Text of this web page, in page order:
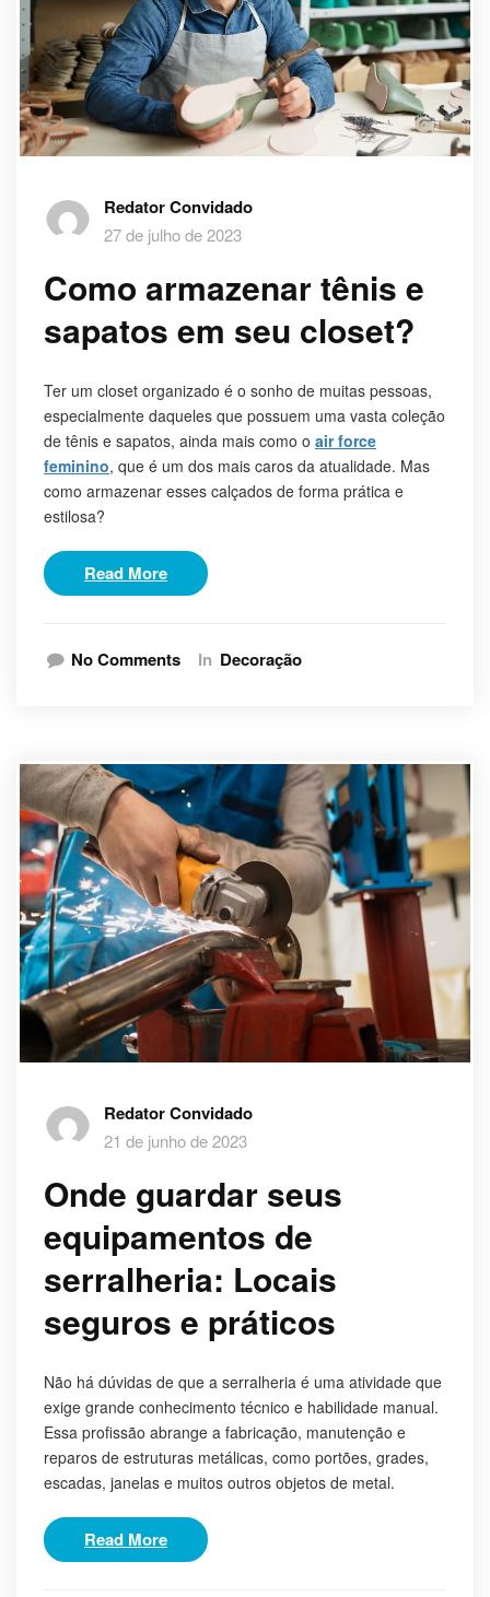
Redator Convidado
27 de julho de 2023
Como armazenar tênis e
sapatos em seu closet?
Ter um closet organizado é o sonho de muitas pessoas,
especialmente daqueles que possuem uma vasta coleção
de tênis e sapatos, ainda mais como o air force
feminino, que é um dos mais caros da atualidade. Mas
como armazenar esses calçados de forma prática e
estilosa?
Read More
No Comments In Decoração
Redator Convidado
21 de junho de 2023
Onde guardar seus
equipamentos de
serralheria: Locais
seguros e práticos
Não há dúvidas de que a serralheria é uma atividade que
exige grande conhecimento técnico e habilidade manual.
Essa profissão abrange a fabricação, manutenção e
reparos de estruturas metálicas, como portões, grades,
escadas, janelas e muitos outros objetos de metal.
Read More